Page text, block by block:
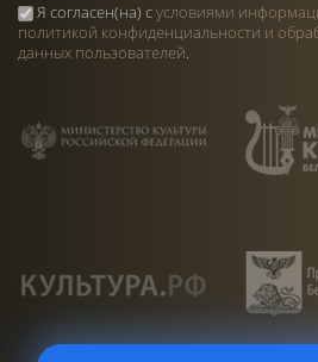
Я согласен(на) сусловиями
политикой конфиденциальности и
данных пользователей.